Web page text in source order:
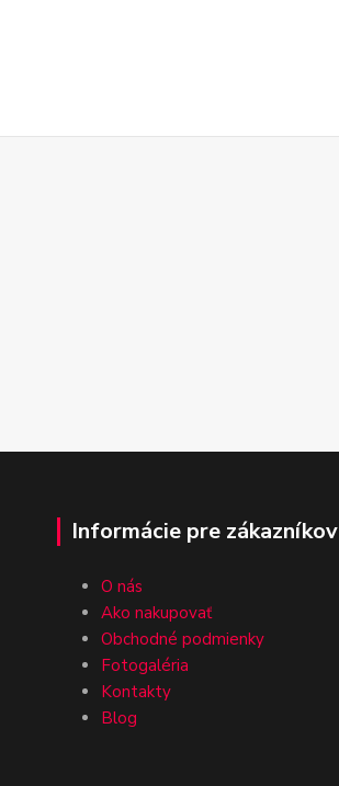
Informácie pre zákazníkov
O nás
Ako nakupovať
Obchodné podmienky
Fotogaléria
Kontakty
Blog